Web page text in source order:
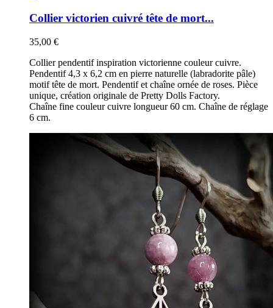
Collier victorien cuivré tête de mort...
35,00 €
Collier pendentif inspiration victorienne couleur cuivre.
Pendentif 4,3 x 6,2 cm en pierre naturelle (labradorite pâle)
motif tête de mort. Pendentif et chaîne ornée de roses. Pièce
unique, création originale de Pretty Dolls Factory.
Chaîne fine couleur cuivre longueur 60 cm. Chaîne de réglage
6 cm.